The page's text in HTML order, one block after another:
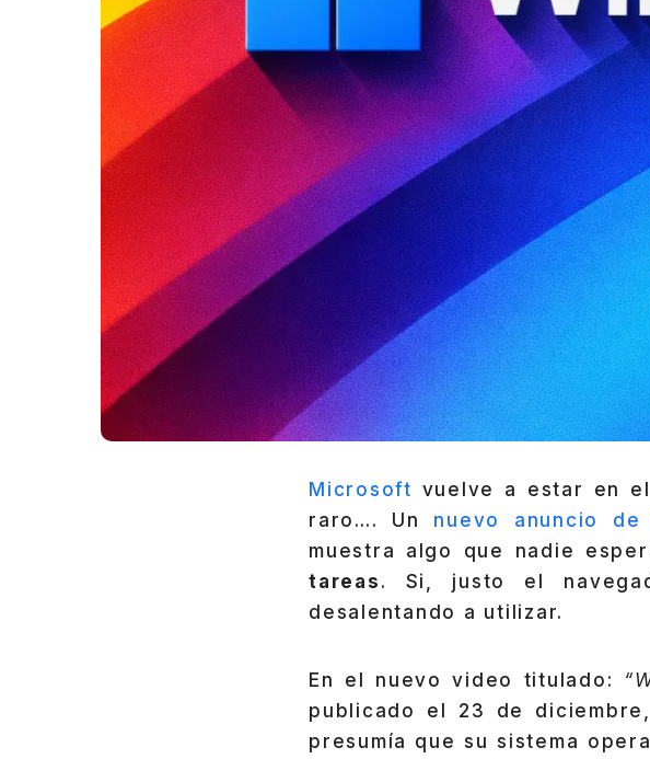
Microsoft vuelve a estar en
raro…. Un nuevo anuncio de
muestra algo que nadie
tareas . Si, justo el
desalentando a utilizar.
En el nuevo video titulado:
publicado el 23 de
presumía que su sistema